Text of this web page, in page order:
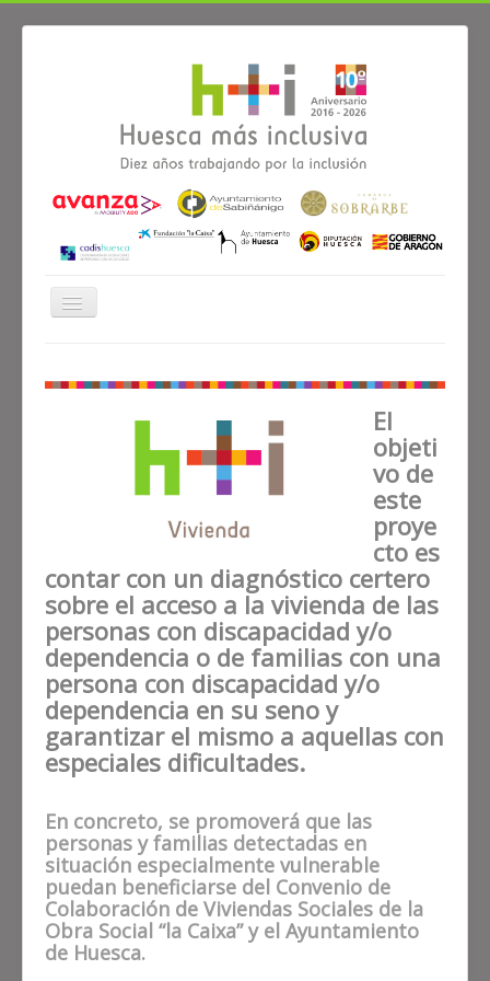
Cambiar
navegación
El
objeti
vo de
este
proye
cto es
contar con un diagnóstico certero
sobre el acceso a la vivienda de las
personas con discapacidad y/o
dependencia o de familias con una
persona con discapacidad y/o
dependencia en su seno y
garantizar el mismo a aquellas con
especiales dificultades.
En concreto, se promoverá que las
personas y familias detectadas en
situación especialmente vulnerable
puedan beneficiarse del Convenio de
Colaboración de Viviendas Sociales de la
Obra Social “la Caixa” y el Ayuntamiento
de Huesca.